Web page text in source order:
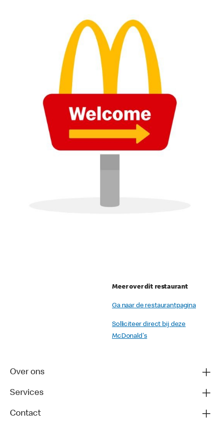
Meer over dit restaurant
Ga naar de restaurantpagina
Solliciteer direct bij deze
McDonald's
Over ons
Services
Contact